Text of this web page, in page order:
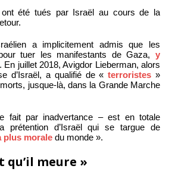
été tués par Israël au cours de la
a implicitement admis que les
tuer les manifestants de Gaza, y
En juillet 2018, Avigdor Lieberman, alors
d’Israël, a qualifié de «terroristes »
jusque-là, dans la Grande Marche
fait par inadvertance – est en totale
prétention d’Israël qui se targue de
plus morale du monde ».
meure »